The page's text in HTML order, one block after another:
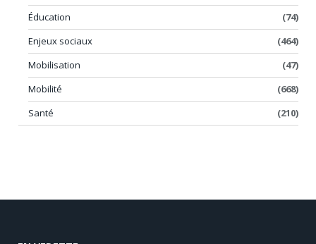
Éducation
(74)
Enjeux sociaux
(464)
Mobilisation
(47)
Mobilité
(668)
Santé
(210)